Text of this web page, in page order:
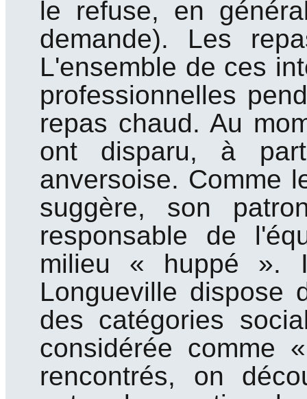
le refuse, en
demande). Les
L'ensemble de ces
professionnelles
repas chaud. Au
ont disparu, à
anversoise. Comme
suggère, son
responsable de
milieu « huppé ».
Longueville dispose
des catégories
considérée comme
rencontrés, on